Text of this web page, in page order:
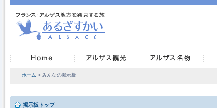
ホーム > みんなの掲示板
掲示板トップ